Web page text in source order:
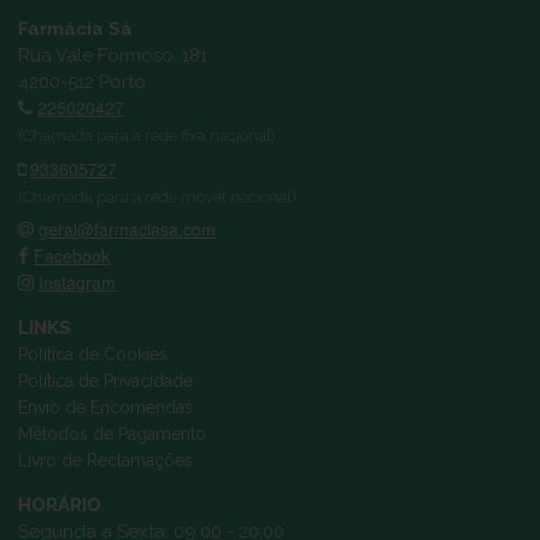
Farmácia Sá
Rua Vale Formoso, 181
4200-512 Porto
225020427
(Chamada para a rede fixa nacional)
933605727
(Chamada para a rede móvel nacional)
geral@farmaciasa.com
Facebook
Instagram
LINKS
Política de Cookies
Política de Privacidade
Envio de Encomendas
Métodos de Pagamento
Livro de Reclamações
HORÁRIO
Segunda a Sexta: 09:00 - 20:00